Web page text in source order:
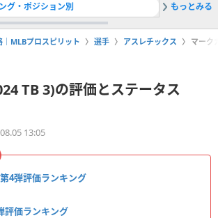
グ・ポジション別 2レジェ
もっとみる
｜MLBプロスピリット 選手 アスレチックス マーク
TB 3)の評価とステータス
13:05
4弾評価ランキング
評価ランキング